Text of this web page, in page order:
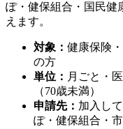
ぽ・健保組合・国民健
えます。
対象： 健康保険
の方
単位： 月ごと・
（70歳未満）
申請先： 加入し
ぽ・健保組合・市